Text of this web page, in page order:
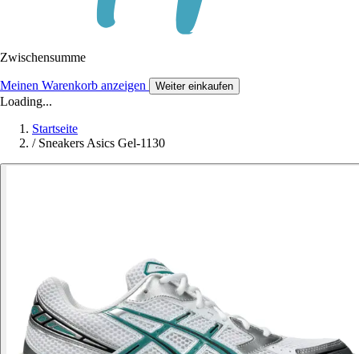
Zwischensumme
Meinen Warenkorb anzeigen Weiter einkaufen
Loading...
Startseite
/ Sneakers Asics Gel-1130